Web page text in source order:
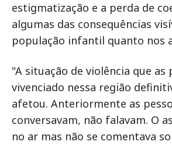
estigmatização e a perda de
algumas das consequências
população infantil quanto nos
"A situação de violência que as
vivenciado nessa região
afetou. Anteriormente as
conversavam, não falavam. O
no ar mas não se comentava